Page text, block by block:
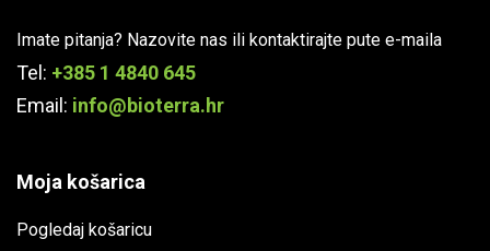
Imate pitanja? Nazovite nas ili kontaktirajte pute e-maila
Tel: +385 1 4840 645
Email: info@bioterra.hr
Moja košarica
Pogledaj košaricu